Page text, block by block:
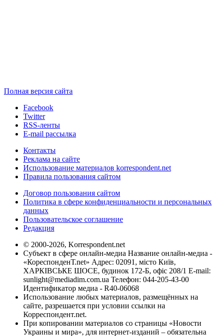
Полная версия сайта
Facebook
Twitter
RSS-ленты
E-mail рассылка
Контакты
Реклама на сайте
Использование материалов korrespondent.net
Правила пользования сайтом
Договор пользования сайтом
Политика в сфере конфиденциальности и персональных
данных
Пользовательское соглашение
Редакция
© 2000-2026, Korrespondent.net
Субъект в сфере онлайн-медиа Название онлайн-медиа -
«КореспонденТ.net» Адрес: 02091, місто Київ,
ХАРКІВСЬКЕ ШОСЕ, будинок 172-Б, офіс 208/1 E-mail:
sunlight@mediadim.com.ua Телефон: 044-205-43-00
Идентификатор медиа - R40-06068
Использование любых материалов, размещённых на
сайте, разрешается при условии ссылки на
Корреспондент.net.
При копировании материалов со страницы «Новости
Украины и мира», для интернет-изданий – обязательна